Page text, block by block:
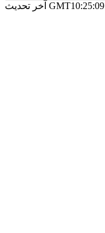
آخر تحديث GMT10:25:09